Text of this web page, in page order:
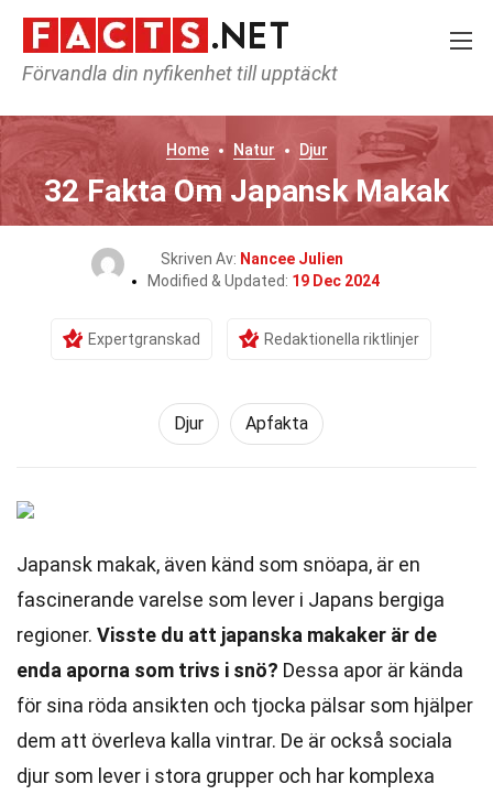
Förvandla din nyfikenhet till upptäckt
Home Natur Djur
32 Fakta Om Japansk Makak
Skriven Av: Nancee Julien
Modified & Updated: 19 Dec 2024
Expertgranskad Redaktionella riktlinjer
Djur Apfakta
Japansk makak, även känd som snöapa, är en
fascinerande varelse som lever i Japans bergiga
regioner. Visste du att japanska makaker är de
enda aporna som trivs i snö? Dessa apor är kända
för sina röda ansikten och tjocka pälsar som hjälper
dem att överleva kalla vintrar. De är också sociala
djur som lever i stora grupper och har komplexa